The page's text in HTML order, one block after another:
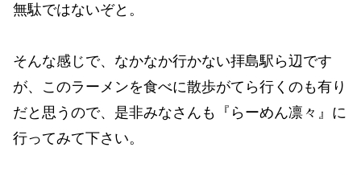
無駄ではないぞと。
そんな感じで、なかなか行かない拝島駅ら辺です
が、このラーメンを食べに散歩がてら行くのも有り
だと思うので、是非みなさんも『らーめん凛々』に
行ってみて下さい。